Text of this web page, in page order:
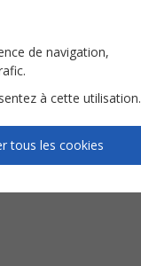
de navigation,
à cette utilisation.
tous les cookies